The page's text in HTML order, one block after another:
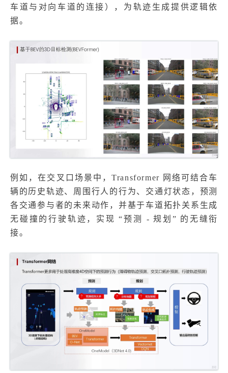
车道与对向车道的连接），为轨迹生成提供逻辑依
据。
例如，在交叉口场景中，Transformer 网络可结合车
辆的历史轨迹、周围行人的行为、交通灯状态，预测
各交通参与者的未来动作，并基于车道拓扑关系生成
无碰撞的行驶轨迹，实现 “预测 - 规划” 的无缝衔
接。